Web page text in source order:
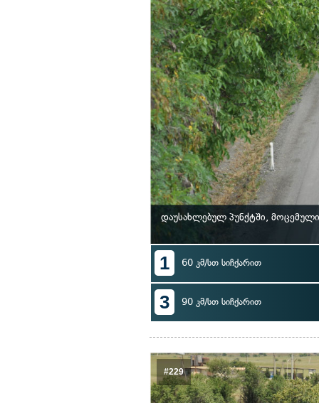
დაუსახლებულ პუნქტში,
1 60 კმ/სთ სიჩქარით
3 90 კმ/სთ სიჩქარით
#229